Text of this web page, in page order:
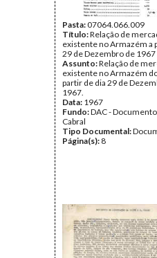
Pasta:07064.066.009
Título:Relação de
existente no Armazém a
29 de Dezembro de 1967
Assunto:Relação de
existente no Armazém
partir de dia 29 de
1967.
Data: 1967
Fundo:DAC -
Cabral
Tipo Documental:
Página(s): 8